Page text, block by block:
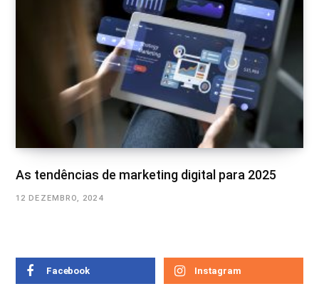
As tendências de marketing digital para 2025
12 DEZEMBRO, 2024
Facebook Instagram